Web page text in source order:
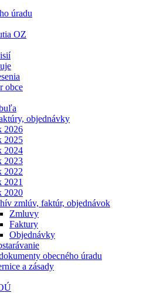
úradu
OZ
obce
objednávky
2026
2025
2024
2023
2022
2021
2020
zmlúv, faktúr, objednávok
Zmluvy
Faktury
Objednávky
obecného úradu
a zásady